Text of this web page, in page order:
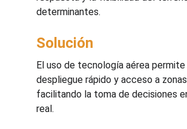
determinantes.
El uso de tecnología aérea permite
despliegue rápido y acceso a
facilitando la toma de decisiones
real.
Solución